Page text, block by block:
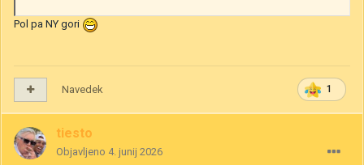
Pol pa NY gori
1
Navedek
tiesto
Objavljeno 4. junij 2026